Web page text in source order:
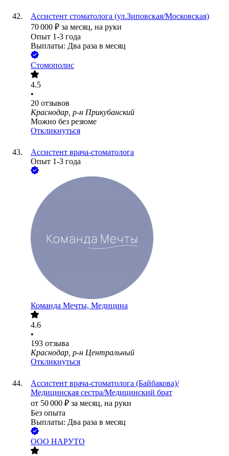
Ассистент стоматолога (ул.Зиповская/Московская)
70 000 ₽ за месяц, на руки
Опыт 1-3 года
Выплаты: Два раза в месяц
Стомополис
4.5
•
20 отзывов
Краснодар, р-н Прикубанский
Можно без резюме
Откликнуться
Ассистент врача-стоматолога
Опыт 1-3 года
Команда Мечты, Медицина
4.6
•
193 отзыва
Краснодар, р-н Центральный
Откликнуться
Ассистент врача-стоматолога (Байбакова)/
Медицинская сестра/Медицинский брат
от 50 000 ₽ за месяц, на руки
Без опыта
Выплаты: Два раза в месяц
ООО НАРУТО